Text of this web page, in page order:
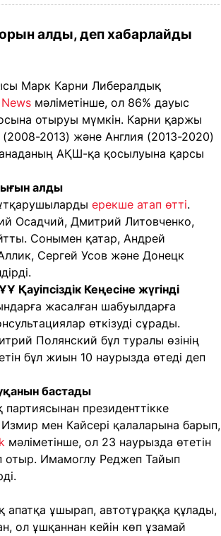
алды, деп хабарлайды
Марк Карни Либералдық
мәліметінше, ол 86% дауыс
отыруы мүмкін. Карни қаржы
2013) және Англия (2013-2020)
Канаданың АҚШ-қа қосылуына қарсы
алды
ерекше атап өтті.
Осадчий, Дмитрий Литовченко,
Сонымен қатар, Андрей
Сергей Усов және Донецк
Кеңесіне жүгінді
жасалған шабуылдарға
өткізуді сұрады.
Полянский бұл туралы өзінің
бұл жиын 10 наурызда өтеді деп
бастады
президенттікке
мен Кайсері қалаларына барып,
мәліметінше, ол 23 наурызда өтетін
отыр. Имамоглу Реджеп Тайып
апатқа ұшырап, автотұраққа құлады,
ол ұшқаннан кейін көп ұзамай